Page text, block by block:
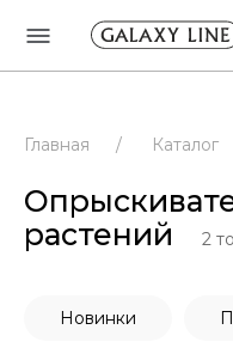
Главная / Каталог
растений
2
Новинки